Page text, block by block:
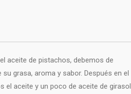
aceite de pistachos, debemos de
grasa, aroma y sabor. Después en el
el aceite y un poco de aceite de girasol